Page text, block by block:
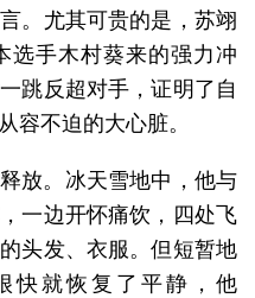
。尤其可贵的是，苏翊
选手木村葵来的强力冲
跳反超对手，证明了自
容不迫的大心脏。
放。冰天雪地中，他与
一边开怀痛饮，四处飞
头发、衣服。但短暂地
快就恢复了平静，他